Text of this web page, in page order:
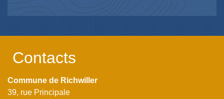
Contacts
Commune de Richwiller
39, rue Principale